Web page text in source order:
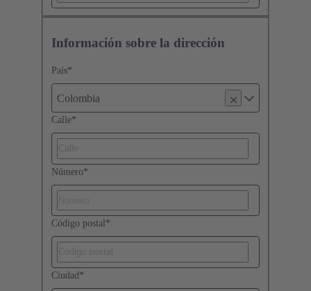
Información sobre la dirección
País*
Colombia
Calle*
Número*
Código postal *
Ciudad *